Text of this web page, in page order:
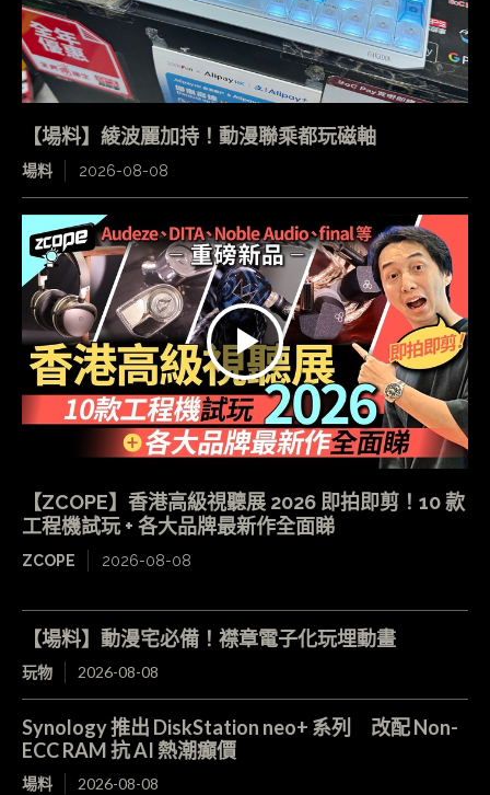
【場料】綾波麗加持！動漫聯乘都玩磁軸
場料 2026-08-08
【ZCOPE】香港高級視聽展 2026 即拍即剪！10 款
工程機試玩 + 各大品牌最新作全面睇
ZCOPE 2026-08-08
【場料】動漫宅必備！襟章電子化玩埋動畫
玩物 2026-08-08
Synology 推出 DiskStation neo+ 系列 改配 Non-
ECC RAM 抗 AI 熱潮癲價
場料 2026-08-08